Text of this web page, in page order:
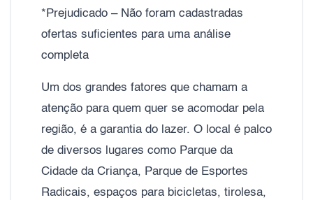
*Prejudicado – Não foram cadastradas
ofertas suficientes para uma análise
completa
Um dos grandes fatores que chamam a
atenção para quem quer se acomodar pela
região, é a garantia do lazer. O local é palco
de diversos lugares como Parque da
Cidade da Criança, Parque de Esportes
Radicais, espaços para bicicletas, tirolesa,